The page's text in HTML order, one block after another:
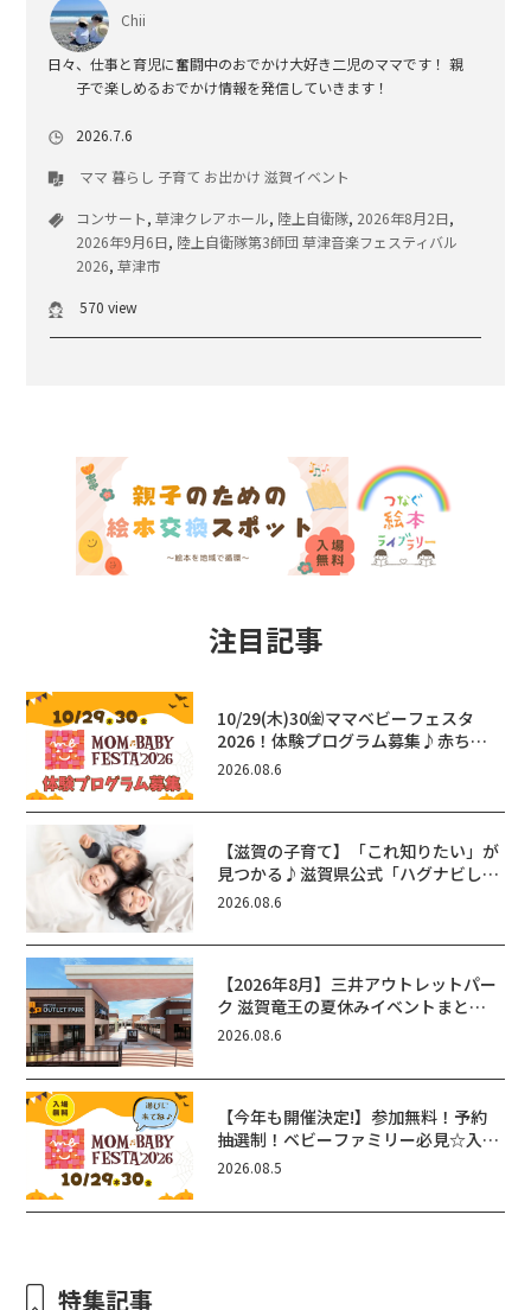
Chii
日々、仕事と育児に奮闘中のおでかけ大好き二児のママです！ 親
子で楽しめるおでかけ情報を発信していきます！
2026.7.6
ママ 暮らし 子育て お出かけ 滋賀イベント
コンサート,草津クレアホール, 陸上自衛隊, 2026年8月2日,
2026年9月6日, 陸上自衛隊第3師団 草津音楽フェスティバル
2026,草津市
570 view
注目記事
10/29(木)30㈮ママベビーフェスタ
2026！体験プログラム募集♪赤ちゃ
ん向けイベントに出演しませんか？
2026.08.6
【滋賀の子育て】「これ知りたい」が
見つかる♪滋賀県公式「ハグナビし
が」使ってる？おでかけ・制度・子育
2026.08.6
【2026年8月】三井アウトレットパー
ク 滋賀竜王の夏休みイベントまと
め！びしょぬれ水あそび・激辛グル
ん！
2026.08.6
【今年も開催決定!】参加無料！予約
抽選制！ベビーファミリー必見☆入場
無料☆10/29(木)30(金)ママベビーフ
エリ守山
2026.08.5
特集記事